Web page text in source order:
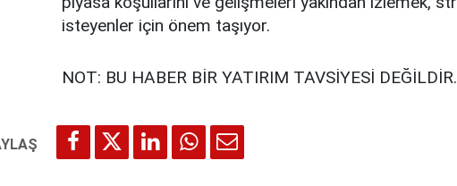
isteyenler için önem taşıyor.
NOT: BU HABER BİR YATIRIM TAVSİYESİ DEĞİLDİR.